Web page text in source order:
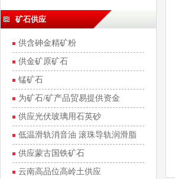
矿石供应
供含砷金精矿粉
供金矿原矿石
锰矿石
为矿石/矿产品贸易提供资金
供应光伏玻璃用石英砂
低温滑轨消音油 滚珠导轨润滑脂
供应蒙古国铁矿石
云南高品位高岭土供应